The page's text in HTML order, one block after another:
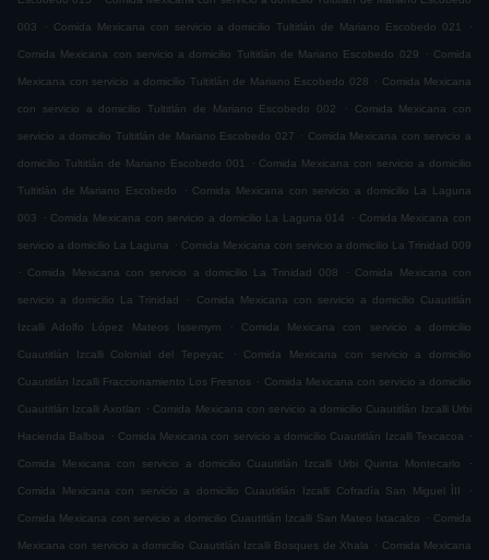
003 . Comida Mexicana con servicio a domicilio Tultitlán de Mariano Escobedo 021 .
Comida Mexicana con servicio a domicilio Tultitlán de Mariano Escobedo 029 . Comida
Mexicana con servicio a domicilio Tultitlán de Mariano Escobedo 028 . Comida Mexicana
con servicio a domicilio Tultitlán de Mariano Escobedo 002 . Comida Mexicana con
servicio a domicilio Tultitlán de Mariano Escobedo 027 . Comida Mexicana con servicio a
domicilio Tultitlán de Mariano Escobedo 001 . Comida Mexicana con servicio a domicilio
Tultitlán de Mariano Escobedo . Comida Mexicana con servicio a domicilio La Laguna
003 . Comida Mexicana con servicio a domicilio La Laguna 014 . Comida Mexicana con
servicio a domicilio La Laguna . Comida Mexicana con servicio a domicilio La Trinidad 009
.
Comida Mexicana con servicio a domicilio La Trinidad 008 . Comida Mexicana con
servicio a domicilio La Trinidad . Comida Mexicana con servicio a domicilio Cuautitlán
Izcalli Adolfo López Mateos Issemym . Comida Mexicana con servicio a domicilio
Cuautitlán Izcalli Colonial del Tepeyac . Comida Mexicana con servicio a domicilio
Cuautitlán Izcalli Fraccionamiento Los Fresnos . Comida Mexicana con servicio a domicilio
Cuautitlán Izcalli Axotlan . Comida Mexicana con servicio a domicilio Cuautitlán Izcalli Urbi
Hacienda Balboa . Comida Mexicana con servicio a domicilio Cuautitlán Izcalli Texcacoa .
Comida Mexicana con servicio a domicilio Cuautitlán Izcalli Urbi Quinta Montecarlo .
Comida Mexicana con servicio a domicilio Cuautitlán Izcalli Cofradía San Miguel ÌII .
Comida Mexicana con servicio a domicilio Cuautitlán Izcalli San Mateo Ixtacalco . Comida
Mexicana con servicio a domicilio Cuautitlán Izcalli Bosques de Xhala . Comida Mexicana